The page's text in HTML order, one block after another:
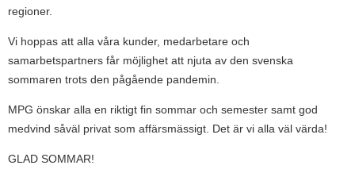
regioner.
Vi hoppas att alla våra kunder, medarbetare och
samarbetspartners får möjlighet att njuta av den svenska
sommaren trots den pågående pandemin.
MPG önskar alla en riktigt fin sommar och semester samt god
medvind såväl privat som affärsmässigt. Det är vi alla väl värda!
GLAD SOMMAR!